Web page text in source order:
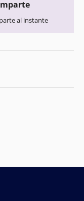
al instante